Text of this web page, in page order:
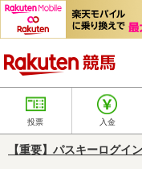
投票 入金
【重要】パスキーログイ